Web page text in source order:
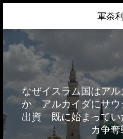
軍荼利
なぜイスラム国はア
か アルカイダにサウ
出資 既に始まってい
カ争奪
経済
ネトウヨ
政治
ライフハック